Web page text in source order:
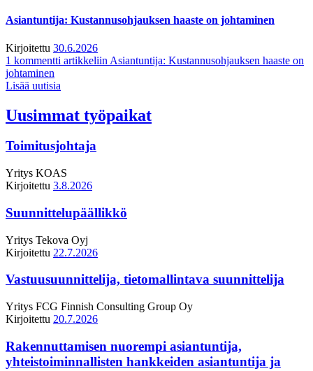
Asiantuntija: Kustannusohjauksen haaste on johtaminen
Kirjoitettu 30.6.2026
1 kommentti artikkeliin Asiantuntija: Kustannusohjauksen haaste on
johtaminen
Lisää uutisia
Uusimmat työpaikat
Toimitusjohtaja
Yritys KOAS
Kirjoitettu 3.8.2026
Suunnittelupäällikkö
Yritys Tekova Oyj
Kirjoitettu 22.7.2026
Vastuusuunnittelija, tietomallintava suunnittelija
Yritys FCG Finnish Consulting Group Oy
Kirjoitettu 20.7.2026
Rakennuttamisen nuorempi asiantuntija,
yhteistoiminnallisten hankkeiden asiantuntija ja